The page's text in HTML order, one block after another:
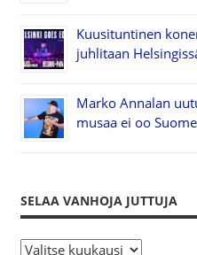
Kuusituntinen
juhlitaan
Marko Annalan
musaa ei oo
SELAA VANHOJA JUTTUJA
S